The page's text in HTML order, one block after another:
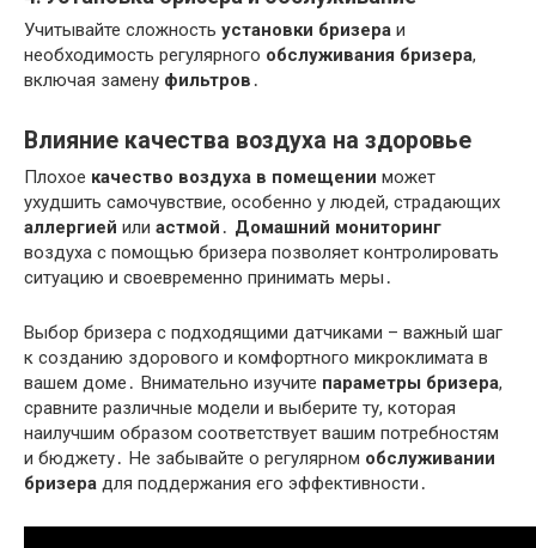
Учитывайте сложность установки бризера и
необходимость регулярного обслуживания бризера,
включая замену фильтров ․
Влияние качества воздуха на здоровье
Плохое качество воздуха в помещении может
ухудшить самочувствие, особенно у людей, страдающих
аллергией или астмой ․ Домашний мониторинг
воздуха с помощью бризера позволяет контролировать
ситуацию и своевременно принимать меры․
Выбор бризера с подходящими датчиками – важный шаг
к созданию здорового и комфортного микроклимата в
вашем доме․ Внимательно изучите параметры бризера,
сравните различные модели и выберите ту, которая
наилучшим образом соответствует вашим потребностям
и бюджету․ Не забывайте о регулярном обслуживании
бризера для поддержания его эффективности․